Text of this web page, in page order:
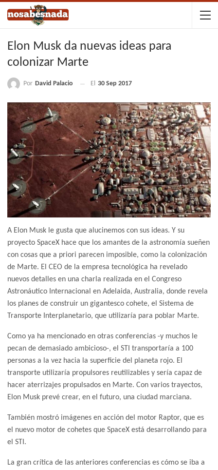
Elon Musk da nuevas ideas para
colonizar Marte
Por David Palacio El 30 Sep 2017
A Elon Musk le gusta que alucinemos con sus ideas. Y su
proyecto SpaceX hace que los amantes de la astronomía sueñen
con cosas que a priori parecen imposible, como la colonización
de Marte. El CEO de la empresa tecnológica ha revelado
nuevos detalles en una charla realizada en el Congreso
Astronáutico Internacional en Adelaida, Australia, donde revela
los planes de construir un gigantesco cohete, el Sistema de
Transporte Interplanetario, que utilizaría para poblar Marte.
Como ya ha mencionado en otras conferencias -y muchos le
pecan de demasiado ambicioso-, el STI transportaría a 100
personas a la vez hacia la superficie del planeta rojo. El
transporte utilizaría propulsores reutilizables y sería capaz de
hacer aterrizajes propulsados en Marte. Con varios trayectos,
Elon Musk prevé crear, en el futuro, una ciudad marciana.
También mostró imágenes en acción del motor Raptor, que es
el nuevo motor de cohetes que SpaceX está desarrollando para
el STI.
La gran crítica de las anteriores conferencias es cómo se iba a